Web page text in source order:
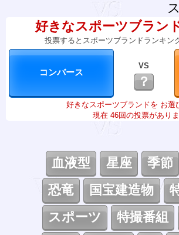
好きなスポーツブラン
投票するとスポーツブランドランキン
VS
？
好きなスポーツブランドを お選
現在 46回の投票がありま
血液型
星座 季節
恐竜
国宝建造物
スポーツ
特撮番組